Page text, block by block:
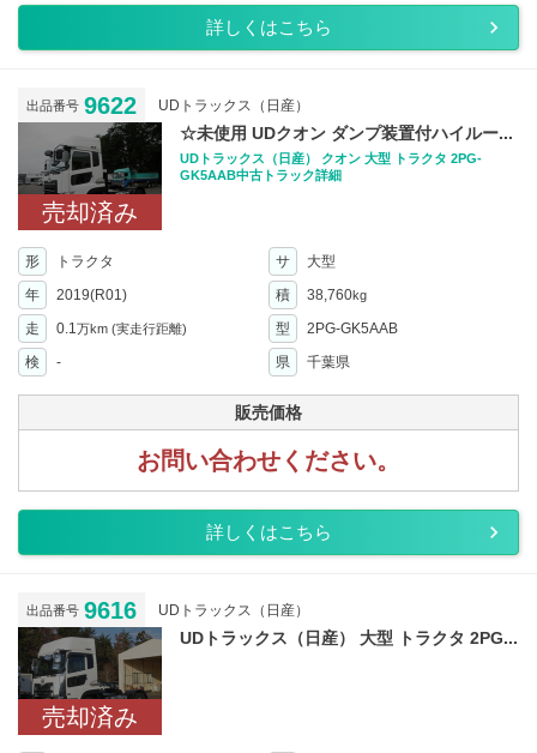
詳しくはこちら
出品番号 9622 UDトラックス（日産）
売却済み
☆未使用 UDクオン ダンプ装置付ハイルー...
UDトラックス（日産） クオン 大型 トラクタ 2PG-
GK5AAB中古トラック詳細
形 トラクタ サ
大型
年
2019(R01) 積 38,760kg
走 0.1万km (実走行距離) 型
2PG-GK5AAB
検
- 県 千葉県
販売価格
お問い合わせください。
詳しくはこちら
出品番号 9616 UDトラックス（日産）
売却済み
UDトラックス（日産） 大型 トラクタ 2PG...